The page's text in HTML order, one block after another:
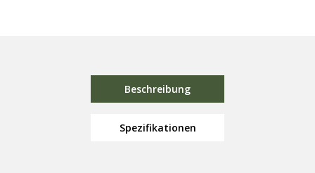
Beschreibung
Spezifikationen